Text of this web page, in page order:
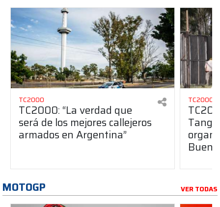
TC2000
TC2000: “La verdad que
será de los mejores callejeros
armados en Argentina”
TC2000
MOTOGP VER TODAS